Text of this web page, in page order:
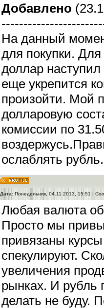
Добавлено
На данный
для покупки. Для
доллар
еще укрепится
произойти. Мой
долларовую
комиссии по
ослаблять рубль.
Дата: Понедельник, 04.11.2013, 15:51 |
Любая валюта
Просто мы
привязаны
спекулируют.
увеличения
рынках. И рубль
делать не буду.